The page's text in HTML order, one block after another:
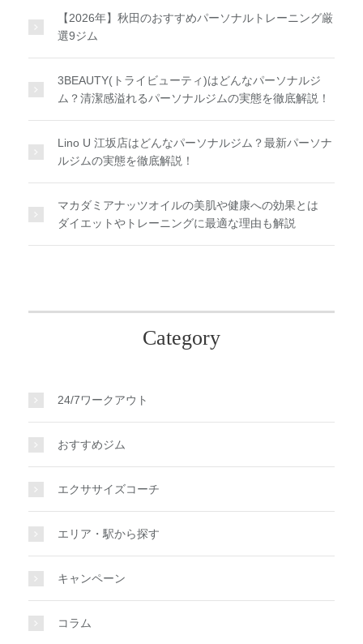
【2026年】秋田のおすすめパーソナルトレーニング厳
選9ジム
3BEAUTY(トライビューティ)はどんなパーソナルジ
ム？清潔感溢れるパーソナルジムの実態を徹底解説！
Lino U 江坂店はどんなパーソナルジム？最新パーソナ
ルジムの実態を徹底解説！
マカダミアナッツオイルの美肌や健康への効果とは
ダイエットやトレーニングに最適な理由も解説
Category
24/7ワークアウト
おすすめジム
エクササイズコーチ
エリア・駅から探す
キャンペーン
コラム